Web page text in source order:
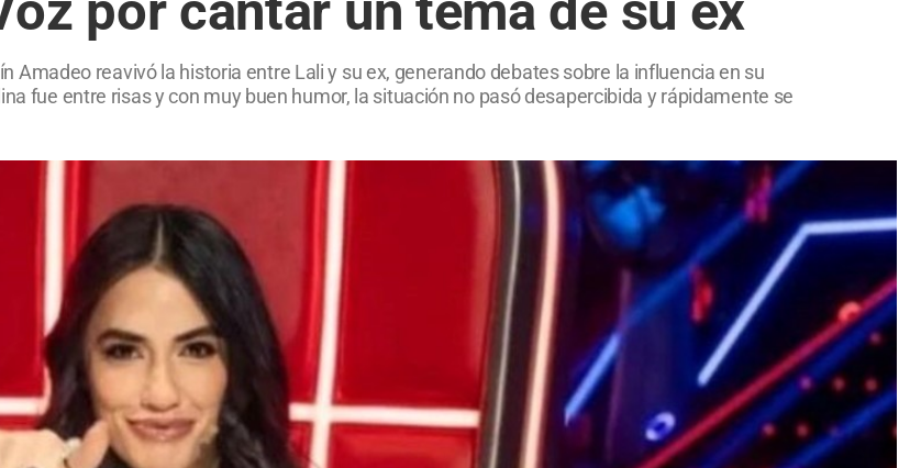
Amadeo reavivó la historia entre Lali y su ex, generando debates sobre la influencia en su
fue entre risas y con muy buen humor, la situación no pasó desapercibida y rápidamente se